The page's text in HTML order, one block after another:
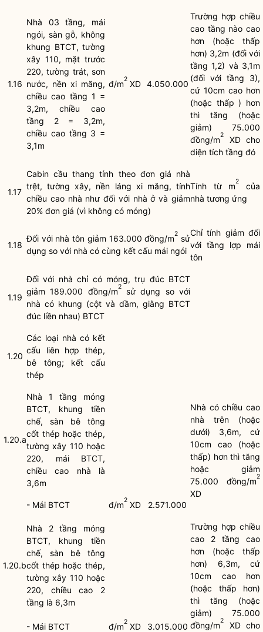
1.16
Nhà 03 tầng, mái
ngói, sàn gỗ, không
khung BTCT, tường
xây 110, mặt trước
220, tường trát, sơn
nước, nền xi măng,
chiều cao tầng 1 =
3,2m, chiều cao
tầng 2 = 3,2m,
chiều cao tầng 3 =
3,1m
đ/m2 XD 4.050.000
Trường hợp chiều
cao tầng nào cao
hơn (hoặc thấp
hơn) 3,2m (đối với
tầng 1,2) và 3,1m
(đối với tầng 3),
cứ 10cm cao hơn
(hoặc thấp ) hơn
thì tăng (hoặc
giảm) 75.000
đồng/m2
XD cho
diện tích tầng đó
1.17
Cabin cầu thang tính theo đơn giá nhà
trệt, tường xây, nền láng xi măng, tính
chiều cao nhà như đối với nhà ở và giảm
20% đơn giá (vì không có móng)
Tính từ m2
của
nhà tương ứng
1.18
Đối với nhà tôn giảm 163.000 đồng/m2 sử
dụng so với nhà có cùng kết cấu mái ngói
Chỉ tính giảm đối
với tầng lợp mái
tôn
1.19
Đối với nhà chỉ có móng, trụ đúc BTCT
giảm 189.000 đồng/m2sử dụng so với
nhà có khung (cột và dầm, giằng BTCT
đúc liền nhau) BTCT
1.20
Các loại nhà có kết
cấu liên hợp thép,
bê tông; kết cấu
thép
1.20.a
Nhà 1 tầng móng
BTCT, khung tiền
chế, sàn bê tông
cốt thép hoặc thép,
tường xây 110 hoặc
220, mái BTCT,
chiều cao nhà là
3,6m
Nhà có chiều cao
nhà trên (hoặc
dưới) 3,6m, cứ
10cm cao (hoặc
thấp) hơn thì tăng
hoặc giảm
75.000 đồng/m2
XD
- Mái BTCT
đ/m2 XD 2.571.000
1.20.b
Nhà 2 tầng móng
BTCT, khung tiền
chế, sàn bê tông
cốt thép hoặc thép,
tường xây 110 hoặc
220, chiều cao 2
tầng là 6,3m
Trường hợp chiều
cao 2 tầng cao
hơn (hoặc thấp
hơn) 6,3m, cứ
10cm cao hơn
(hoặc thấp hơn)
thì tăng (hoặc
giảm) 75.000
đồng/m2
XD cho
- Mái BTCT đ/m2 XD 3.015.000